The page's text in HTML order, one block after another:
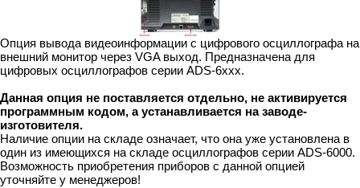
Опция вывода видеоинформации с цифрового осциллографа на
внешний монитор через VGA выход. Предназначена для
цифровых осциллографов серии ADS-6xxx.
Данная опция не поставляется отдельно, не активируется
программным кодом, а устанавливается на заводе-
изготовителя.
Наличие опции на складе означает, что она уже установлена в
один из имеющихся на складе осциллографов серии ADS-6000.
Возможность приобретения приборов с данной опцией
уточняйте у менеджеров!